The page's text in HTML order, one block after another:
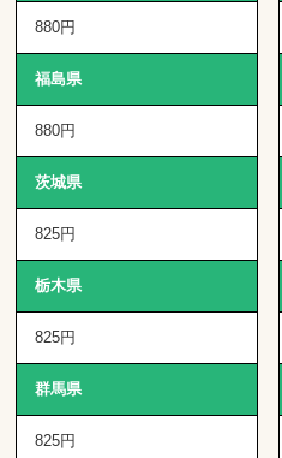
880円
福島県
880円
茨城県
825円
栃木県
825円
群馬県
825円